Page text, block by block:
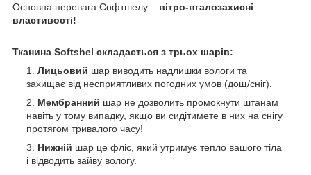
Основна перевага Софтшелу – вітро-вгалозахисні
властивості!
Тканина Softshel складається з трьох шарів:
Лицьовий шар виводить надлишки вологи та
захищає від несприятливих погодних умов (дощ/сніг).
Мембранний шар не дозволить промокнути штанам
навіть у тому випадку, якщо ви сидітимете в них на снігу
протягом тривалого часу!
Нижній шар це фліс, який утримує тепло вашого тіла
і відводить зайву вологу.